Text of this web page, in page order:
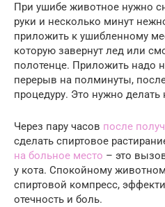
При ушибе животное нужно
руки и несколько минут
приложить к ушибленному
которую завернут лед или
полотенце. Приложить надо
перерыв на полминуты,
процедуру. Это нужно
Через пару часов после
сделать спиртовое
на больное место – это
у кота. Спокойному
спиртовой компресс,
отечность и боль.